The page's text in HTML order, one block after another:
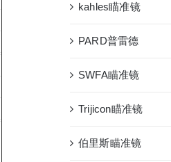
kahles瞄准镜
PARD普雷德
SWFA瞄准镜
Trijicon瞄准镜
伯里斯瞄准镜